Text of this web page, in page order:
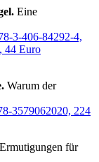
Eine
3-406-84292-4,
44 Euro
Warum der
3579062020, 224
für